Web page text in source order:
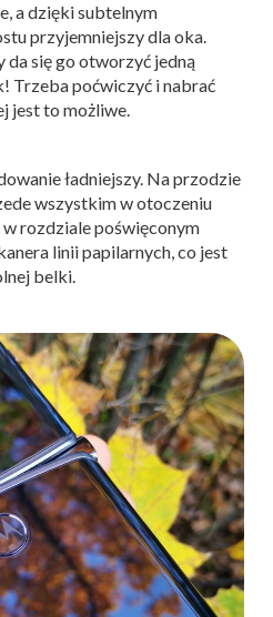
a dzięki subtelnym
przyjemniejszy dla oka.
da się go otworzyć jedną
Trzeba poćwiczyć i nabrać
jest to możliwe.
ładniejszy. Na przodzie
wszystkim w otoczeniu
rozdziale poświęconym
linii papilarnych, co jest
belki.